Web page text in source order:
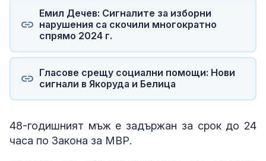
Емил Дечев: Сигналите за изборни
нарушения са скочили многократно
спрямо 2024 г.
Гласове срещу социални помощи: Нови
сигнали в Якоруда и Белица
48-годишният мъж е задържан за срок до 24
часа по Закона за МВР.